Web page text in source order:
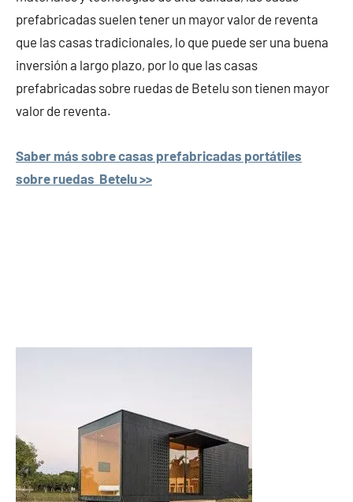
prefabricadas suelen tener un mayor valor de reventa
que las casas tradicionales, lo que puede ser una buena
inversión a largo plazo, por lo que las casas
prefabricadas sobre ruedas de Betelu son tienen mayor
valor de reventa.
Saber más sobre casas prefabricadas portátiles
sobre ruedas Betelu >>